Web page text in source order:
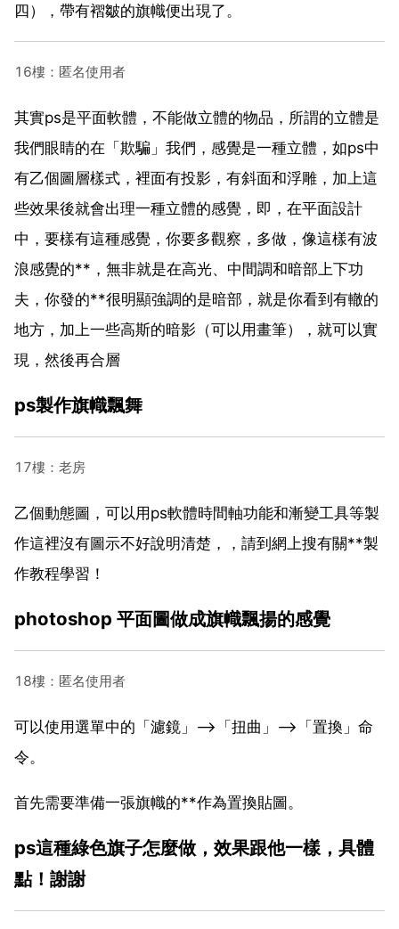
四），帶有褶皺的旗幟便出現了。
16樓：匿名使用者
其實ps是平面軟體，不能做立體的物品，所謂的立體是
我們眼睛的在「欺騙」我們，感覺是一種立體，如ps中
有乙個圖層樣式，裡面有投影，有斜面和浮雕，加上這
些效果後就會出理一種立體的感覺，即，在平面設計
中，要樣有這種感覺，你要多觀察，多做，像這樣有波
浪感覺的**，無非就是在高光、中間調和暗部上下功
夫，你發的**很明顯強調的是暗部，就是你看到有轍的
地方，加上一些高斯的暗影（可以用畫筆），就可以實
現，然後再合層
ps製作旗幟飄舞
17樓：老房
乙個動態圖，可以用ps軟體時間軸功能和漸變工具等製
作這裡沒有圖示不好說明清楚，，請到網上搜有關**製
作教程學習！
photoshop 平面圖做成旗幟飄揚的感覺
18樓：匿名使用者
可以使用選單中的「濾鏡」-->「扭曲」-->「置換」命
令。
首先需要準備一張旗幟的**作為置換貼圖。
ps這種綠色旗子怎麼做，效果跟他一樣，具體
點！謝謝